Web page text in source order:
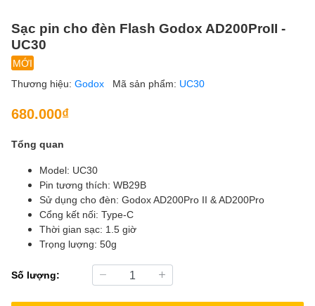
Sạc pin cho đèn Flash Godox AD200ProII -
UC30
MỚI
Thương hiệu: Godox Mã sản phẩm: UC30
680.000₫
Tổng quan
Model: UC30
Pin tương thích: WB29B
Sử dụng cho đèn: Godox AD200Pro II & AD200Pro
Cổng kết nối: Type-C
Thời gian sạc: 1.5 giờ
Trọng lượng: 50g
Số lượng: